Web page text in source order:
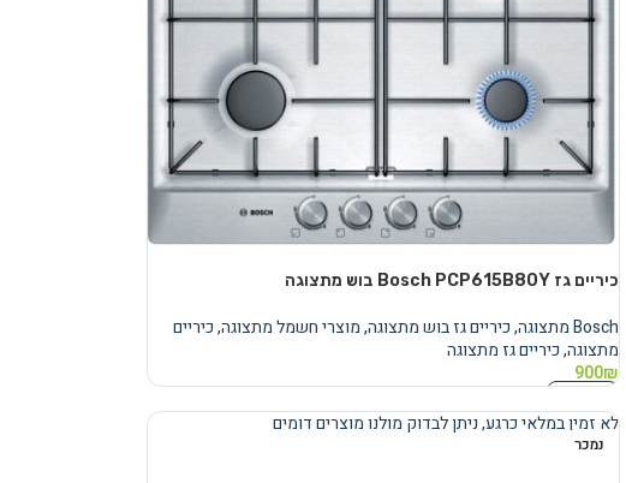
כיריים גז Bosch PCP615B80Y בוש מתצוגה
Bosch מתצוגה ,כיריים גז בוש מתצוגה,מוצרי חשמל מתצוגה,כיריים
מתצוגה,כיריים גז מתצוגה
900₪
מידע נוסף
נמכר
לא זמין במלאי כרגע, ניתן לבדוק מולנו מוצרים דומים